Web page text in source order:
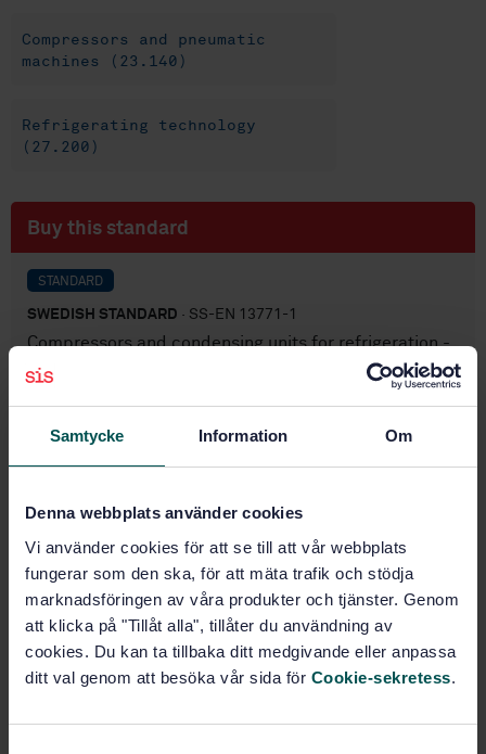
Samtycke Information Om
Denna webbplats använder cookies
Vi använder cookies för att se till att vår webbplats
fungerar som den ska, för att mäta trafik och stödja
marknadsföringen av våra produkter och tjänster. Genom
att klicka på "Tillåt alla", tillåter du användning av
cookies. Du kan ta tillbaka ditt medgivande eller anpassa
ditt val genom att besöka vår sida för Cookie-sekretess.
Compressors and pneumatic
machines (23.140)
Refrigerating technology
(27.200)
Buy this standard
STANDARD
SWEDISH STANDARD · SS-EN 13771-1
Compressors and condensing units for refrigeration -
Performance testing and test methods - Part 1:
Refrigerant compressors
Subscribe on standards - Read more
PDF
Show more